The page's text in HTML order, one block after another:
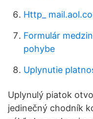
Http_
Formulár
pohybe
Uplynutie
Uplynulý piatok
jedinečný chodník